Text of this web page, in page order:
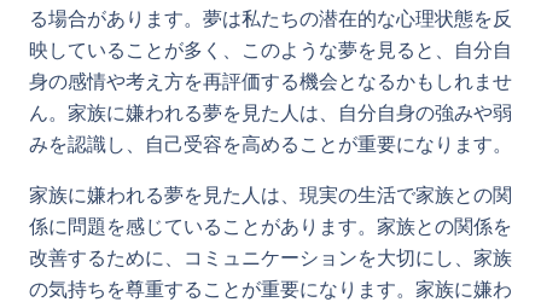
る場合があります。夢は私たちの潜在的な心理状態を反
映していることが多く、このような夢を見ると、自分自
身の感情や考え方を再評価する機会となるかもしれませ
ん。家族に嫌われる夢を見た人は、自分自身の強みや弱
みを認識し、自己受容を高めることが重要になります。
家族に嫌われる夢を見た人は、現実の生活で家族との関
係に問題を感じていることがあります。家族との関係を
改善するために、コミュニケーションを大切にし、家族
の気持ちを尊重することが重要になります。家族に嫌わ